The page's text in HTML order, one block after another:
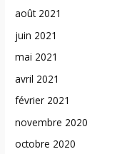
août 2021
juin 2021
mai 2021
avril 2021
février 2021
novembre 2020
octobre 2020